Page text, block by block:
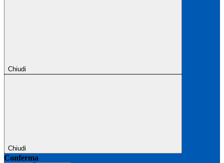
Chiudi
Chiudi
Conferma